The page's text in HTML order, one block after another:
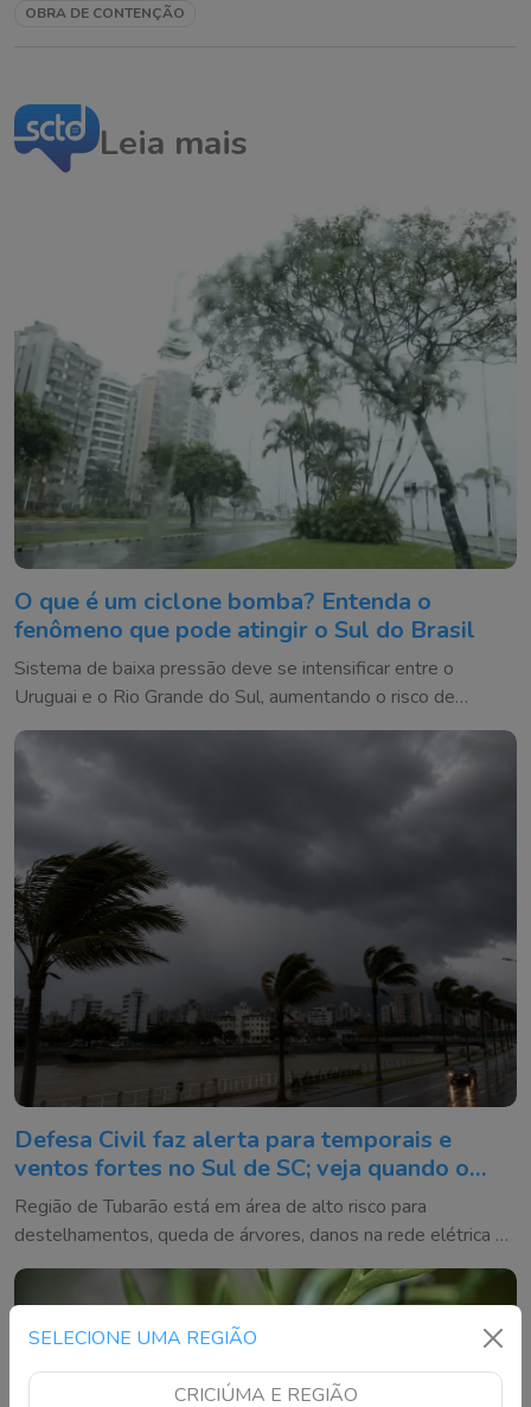
SELECIONE UMA REGIÃO
CRICIÚMA E REGIÃO
OBRA DE CONTENÇÃO
Leia mais
O que é um ciclone bomba? Entenda o
fenômeno que pode atingir o Sul do Brasil
Sistema de baixa pressão deve se intensificar entre o
Uruguai e o Rio Grande do Sul, aumentando o risco de
temporais e ventos fortes
Defesa Civil faz alerta para temporais e
ventos fortes no Sul de SC; veja quando o
tempo vira
Região de Tubarão está em área de alto risco para
destelhamentos, queda de árvores, danos na rede elétrica e
alagamentos entre quinta e sexta-feira